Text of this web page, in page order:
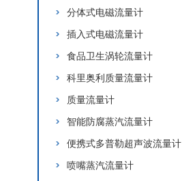
分体式电磁流量计
插入式电磁流量计
食品卫生涡轮流量计
科里奥利质量流量计
质量流量计
智能防腐蒸汽流量计
便携式多普勒超声波流量计
喷嘴蒸汽流量计